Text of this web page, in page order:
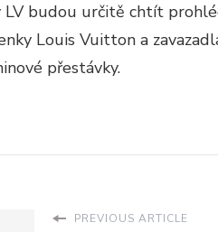
LV budou určitě chtít
Louis Vuitton a
přestávky.
PREVIOUS ARTICLE